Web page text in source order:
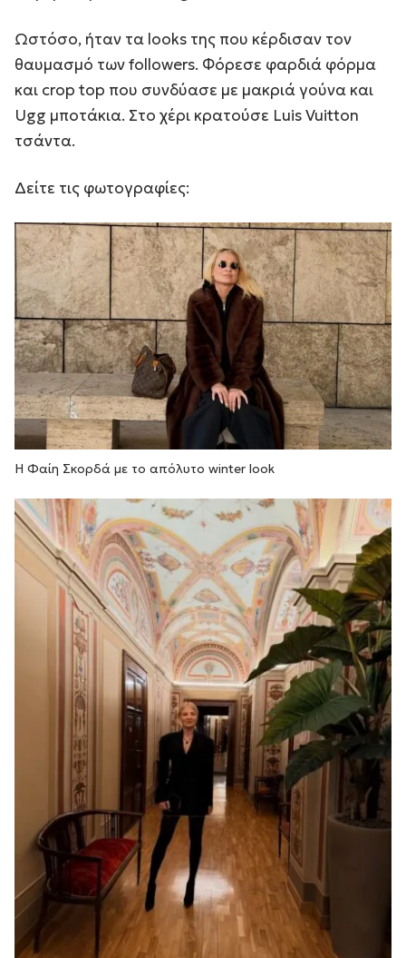
Ωστόσο, ήταν τα looks της που κέρδισαν τον
θαυμασμό των followers. Φόρεσε φαρδιά φόρμα
και crop top που συνδύασε με μακριά γούνα και
Ugg μποτάκια. Στο χέρι κρατούσε Luis Vuitton
τσάντα.
Δείτε τις φωτογραφίες:
Η Φαίη Σκορδά με το απόλυτο winter look